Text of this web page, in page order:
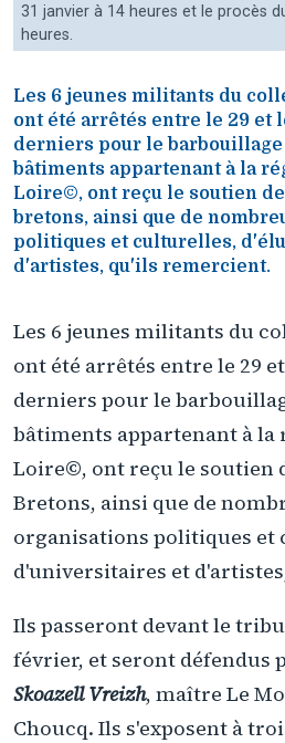
31 janvier à 14 heures et le procès
heures.
Les 6 jeunes militants du
ont été arrêtés entre le 29 et
derniers pour le
bâtiments appartenant à la
Loire©, ont reçu le soutien de
bretons, ainsi que de
politiques et culturelles,
d'artistes, qu'ils remercient.
Les 6 jeunes militants du
ont été arrêtés entre le 29
derniers pour le
bâtiments appartenant à la
Loire©, ont reçu le soutien
Bretons, ainsi que de
organisations politiques et
d'universitaires et
Ils passeront devant le
février, et seront défendus
Skoazell Vreizh, maître Le
Choucq. Ils s'exposent à